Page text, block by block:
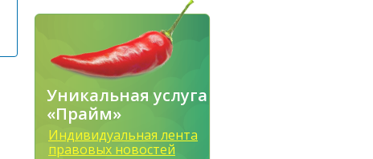
Уникальная услуга
«Прайм»
Индивидуальная лента
правовых новостей